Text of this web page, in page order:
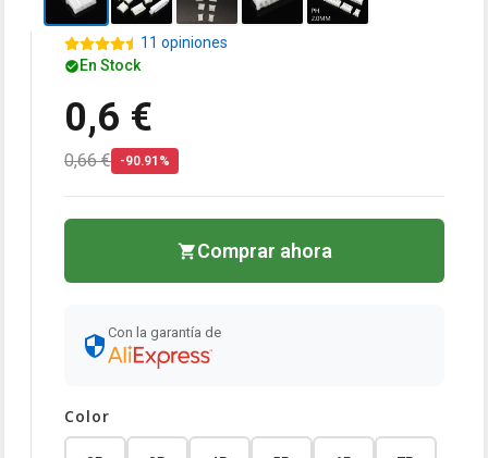
11 opiniones
En Stock
0,6 €
0,66 € -90.91%
Comprar ahora
Con la garantía de
Color